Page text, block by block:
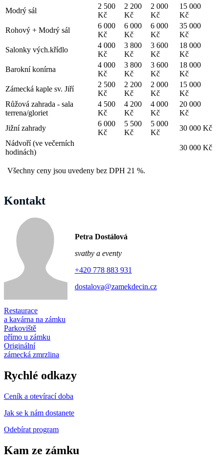
Modrý sál
2 500
Kč
2 200
Kč
2 000
Kč
15 000
Kč
Rohový + Modrý sál
6 000
Kč
6 000
Kč
6 000
Kč
35 000
Kč
Salonky vých.křídlo
4 000
Kč
3 800
Kč
3 600
Kč
18 000
Kč
Barokní konírna
4 000
Kč
3 800
Kč
3 600
Kč
18 000
Kč
Zámecká kaple sv. Jiří
2 500
Kč
2 200
Kč
2 000
Kč
15 000
Kč
Růžová zahrada - sala
terrena/gloriet
4 500
Kč
4 200
Kč
4 000
Kč
20 000
Kč
Jižní zahrady
6 000
Kč
5 500
Kč
5 000
Kč
30 000 Kč
Nádvoří (ve večerních
hodinách)
30 000 Kč
Všechny ceny jsou uvedeny bez DPH 21 %.
Kontakt
Petra Dostálová
svatby a eventy
+420 778 883 931
dostalova@zamekdecin.cz
Restaurace
a kavárna na zámku
Parkoviště
přímo u zámku
Originální
zámecká zmrzlina
Rychlé odkazy
Ceník a otevírací doba
Jak se k nám dostanete
Odebírat program
Kam ze zámku